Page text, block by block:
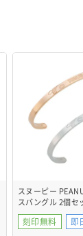
スヌーピー
スバングル 2個セ
刻印無料 即